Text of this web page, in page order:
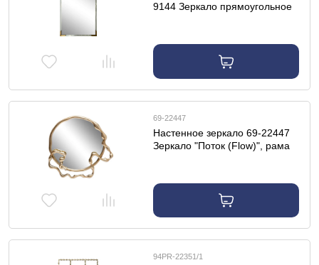
9144 Зеркало прямоугольное
69-22447
Настенное зеркало 69-22447
Зеркало "Поток (Flow)", рама
94PR-22351/1